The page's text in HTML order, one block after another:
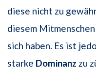
diese nicht zu
diesem
sich haben. Es ist
starke Dominanz zu